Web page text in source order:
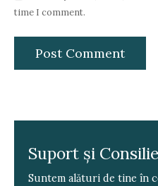
time I comment.
Suport și
Suntem alături de tine în